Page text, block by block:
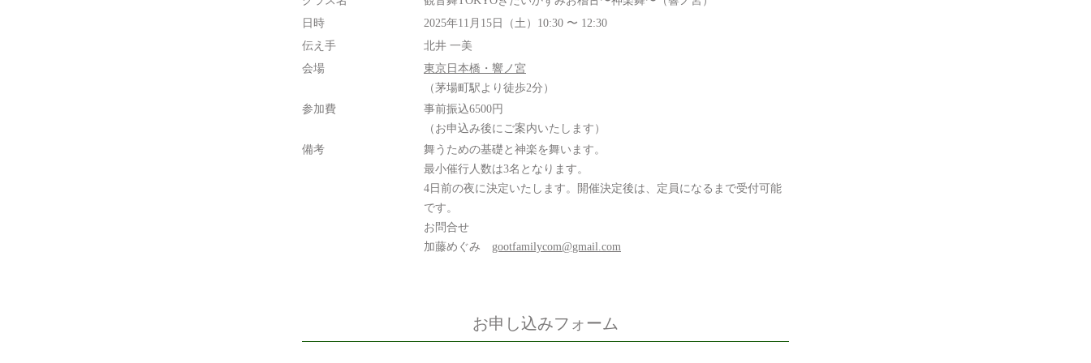
日時
2025年11月15日（土）10:30 〜 12:30
伝え手
北井 一美
会場
東京日本橋・響ノ宮
（茅場町駅より徒歩2分）
参加費
事前振込6500円
（お申込み後にご案内いたします）
備考
舞うための基礎と神楽を舞います。
最小催行人数は3名となります。
4日前の夜に決定いたします。開催決定後は、定員になるまで受付可能
です。
お問合せ
加藤めぐみ gootfamilycom@gmail.com
お申し込みフォーム